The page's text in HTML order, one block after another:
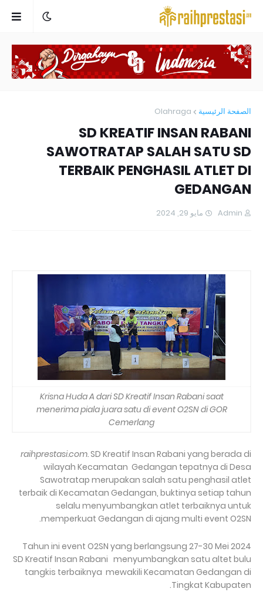
الصفحة الرئيسية Olahraga
SD KREATIF INSAN RABANI
SAWOTRATAP SALAH SATU SD
TERBAIK PENGHASIL ATLET DI
GEDANGAN
Admin مايو 29, 2024
Krisna Huda A dari SD Kreatif Insan Rabani saat
menerima piala juara satu di event O2SN di GOR
Cemerlang
raihprestasi.com.SD Kreatif Insan Rabani yang berada di
wilayah Kecamatan Gedangan tepatnya di Desa
Sawotratap merupakan salah satu penghasil atlet
terbaik di Kecamatan Gedangan, buktinya setiap tahun
selalu menyumbangkan atlet terbaiknya untuk
memperkuat Gedangan di ajang multi event O2SN.
Tahun ini event O2SN yang berlangsung 27-30 Mei 2024
SD Kreatif Insan Rabani menyumbangkan satu altet bulu
tangkis terbaiknya mewakili Kecamatan Gedangan di
Tingkat Kabupaten.